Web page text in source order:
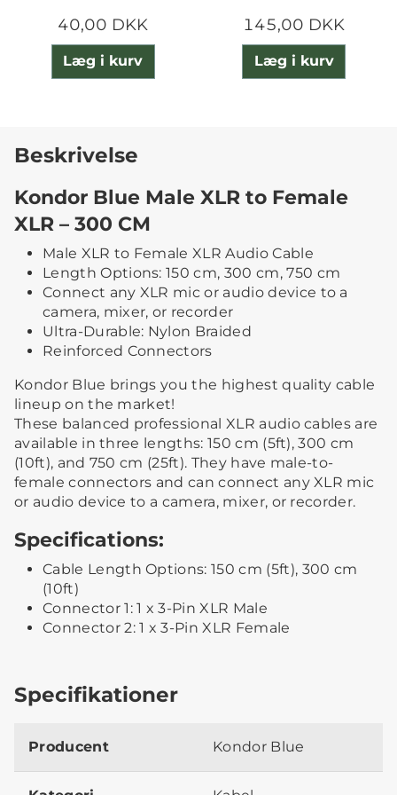
40,00 DKK
Læg i kurv
145,00 DKK
Læg i kurv
Beskrivelse
Kondor Blue Male XLR to Female
XLR – 300 CM
Male XLR to Female XLR Audio Cable
Length Options: 150 cm, 300 cm, 750 cm
Connect any XLR mic or audio device to a
camera, mixer, or recorder
Ultra-Durable: Nylon Braided
Reinforced Connectors
Kondor Blue brings you the highest quality cable
lineup on the market!
These balanced professional XLR audio cables are
available in three lengths: 150 cm (5ft), 300 cm
(10ft), and 750 cm (25ft). They have male-to-
female connectors and can connect any XLR mic
or audio device to a camera, mixer, or recorder.
Specifications:
Cable Length Options: 150 cm (5ft), 300 cm
(10ft)
Connector 1: 1 x 3-Pin XLR Male
Connector 2: 1 x 3-Pin XLR Female
Specifikationer
Producent Kondor Blue